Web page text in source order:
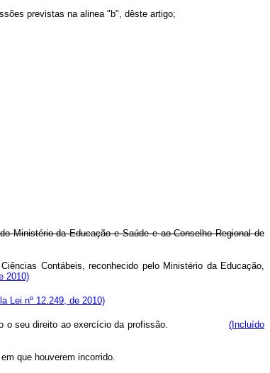
previstas na alinea "b", dêste artigo;
Ministério da Educação e Saúde e ao Conselho Regional de
Contábeis, reconhecido pelo Ministério da Educação,
2010)
Lei nº 12.249, de 2010)
o seu direito ao exercício da profissão.
(Incluído
que houverem incorrido.